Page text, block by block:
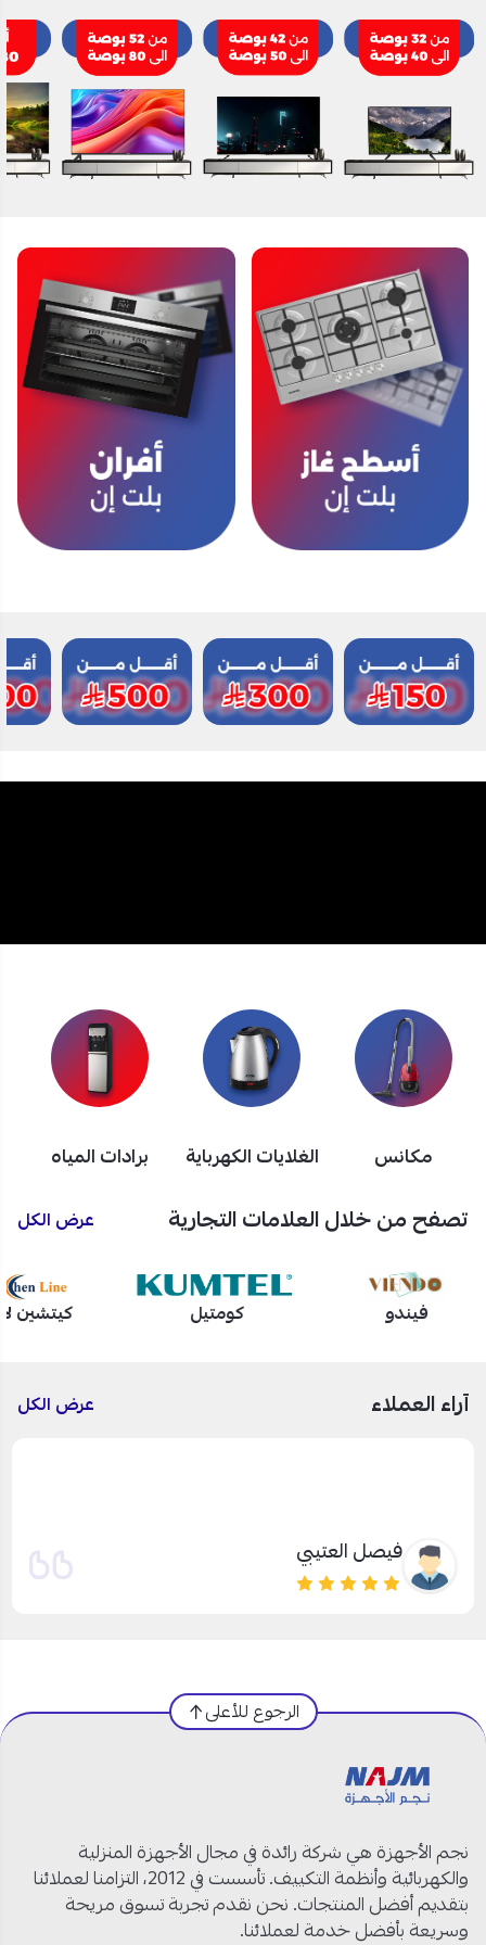
مكانس الغلايات الكهرباية برادات المياه
تصفح من خلال العلامات التجارية عرض الكل
فيندو كومتيل كيتشين
آراء العملاء عرض الكل
احمد العمري
الرجوع للأعلى
نجم الأجهزة هي شركة رائدة في مجال الأجهزة المنزلية
والكهربائية وأنظمة التكييف. تأسست في 2012، التزامنا لعملائنا
بتقديم أفضل المنتجات. نحن نقدم تجربة تسوق مريحة
وسريعة بأفضل خدمة لعملائنا.